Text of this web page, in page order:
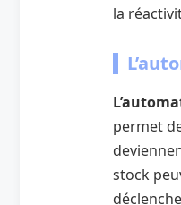
la
permet
stock